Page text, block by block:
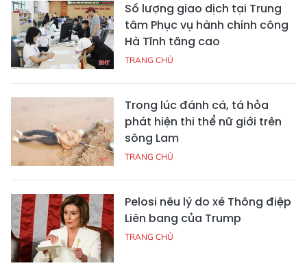
Số lượng giao dịch tại Trung
tâm Phục vụ hành chính công
Hà Tĩnh tăng cao
TRANG CHỦ
Trong lúc đánh cá, tá hỏa
phát hiện thi thể nữ giới trên
sông Lam
TRANG CHỦ
Pelosi nêu lý do xé Thông điệp
Liên bang của Trump
TRANG CHỦ